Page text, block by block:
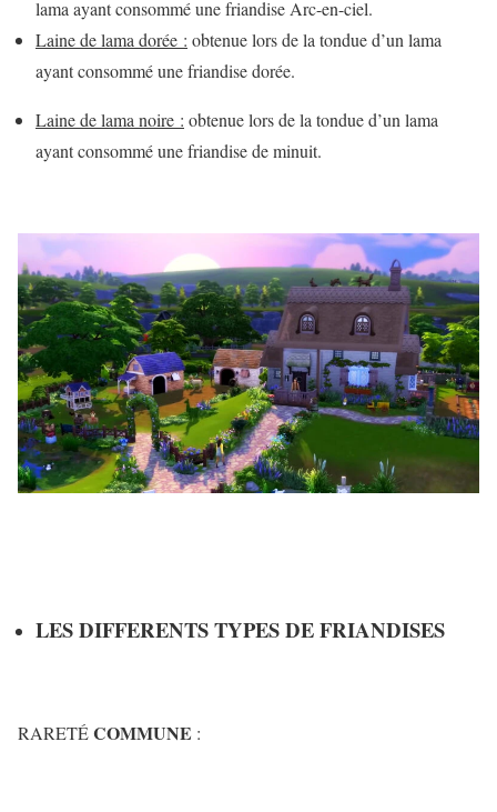
lama ayant consommé une friandise Arc-en-ciel.
Laine de lama dorée : obtenue lors de la tondue d’un lama
ayant consommé une friandise dorée.
Laine de lama noire : obtenue lors de la tondue d’un lama
ayant consommé une friandise de minuit.
LES DIFFERENTS TYPES DE FRIANDISES
RARETÉCOMMUNE :